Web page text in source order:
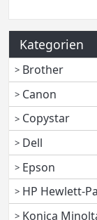
Kategorien
Brother
Canon
Copystar
Dell
Epson
HP Hewlett-
Konica